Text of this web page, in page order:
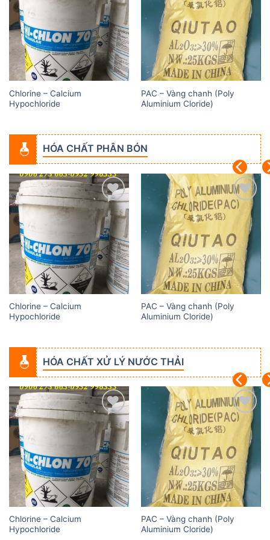
wishlist
Chlorine – Calcium
Hypochloride
wishlist
PAC – Vàng chanh (Poly
Aluminium Cloride)
HÓA CHẤT PHÂN BÓN
Add to
wishlist
Chlorine – Calcium
Hypochloride
Add to
wishlist
PAC – Vàng chanh (Poly
Aluminium Cloride)
HÓA CHẤT XỬ LÝ NƯỚC THẢI
Add to
wishlist
Chlorine – Calcium
Hypochloride
Add to
wishlist
PAC – Vàng chanh (Poly
Aluminium Cloride)